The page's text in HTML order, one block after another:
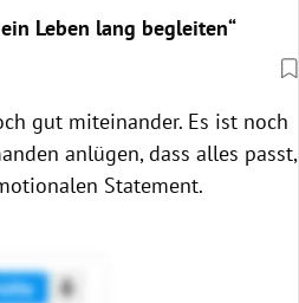
Leben lang begleiten“
gut miteinander. Es ist noch
anlügen, dass alles passt,
Statement.